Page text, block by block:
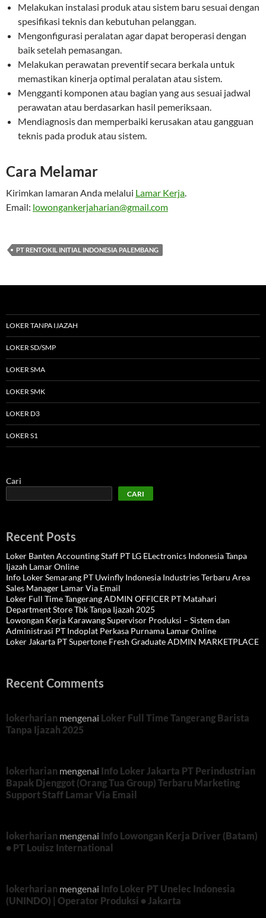
Melakukan instalasi produk atau sistem baru sesuai dengan
spesifikasi teknis dan kebutuhan pelanggan.
Mengonfigurasi peralatan agar dapat beroperasi dengan
baik setelah pemasangan.
Melakukan perawatan preventif secara berkala untuk
memastikan kinerja optimal peralatan atau sistem.
Mengganti komponen atau bagian yang aus sesuai jadwal
perawatan atau berdasarkan hasil pemeriksaan.
Mendiagnosis dan memperbaiki kerusakan atau gangguan
teknis pada produk atau sistem.
Cara Melamar
Kirimkan lamaran Anda melalui Lamar Kerja.
Email: lowongankerjaharian@gmail.com
PT RENTOKIL INITIAL INDONESIA PALEMBANG
LOKER TANPA IJAZAH
LOKER SD/SMP
LOKER SMA
LOKER SMK
LOKER D3
LOKER S1
Cari
CARI
Recent Posts
Loker Banten Accounting Staff PT LG ELectronics Indonesia Tanpa
Ijazah Lamar Online
Info Loker Semarang PT Uwinfly Indonesia Industries Terbaru Area
Sales Manager Lamar Via Email
Loker Full Time Tangerang ADMIN OFFICER PT Matahari
Department Store Tbk Tanpa Ijazah 2025
Lowongan Kerja Karawang Supervisor Produksi – Sistem dan
Administrasi PT Indoplat Perkasa Purnama Lamar Online
Loker Jakarta PT Supertone Fresh Graduate ADMIN MARKETPLACE
Recent Comments
lokerharian mengenai Loker Full Time Tangerang Barista
Tanpa Ijazah 2025
lokerharian mengenai Info Loker Jakarta PT Perindustrian
Bapak Djenggot (Orang Tua Group) Terbaru Marketing
Support Staff Lamar Via Email
lokerharian mengenai Info Lowongan Kerja Driver (Batam)
• PT Louisz International
lokerharian mengenai Info Loker PT Unelec Indonesia
(UNINDO) | Operator Produksi • Jakarta